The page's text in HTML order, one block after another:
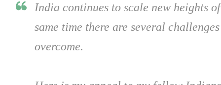
India continues to scale new heights
same time there are several
overcome.